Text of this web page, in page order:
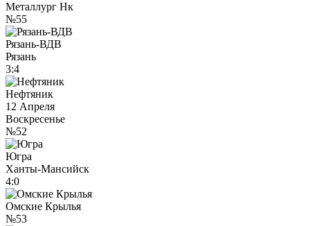
Металлург Нк
№55
Рязань-ВДВ
Рязань
3:4
Нефтяник
12 Апреля
Воскресенье
№52
Югра
Ханты-Мансийск
4:0
Омские Крылья
№53